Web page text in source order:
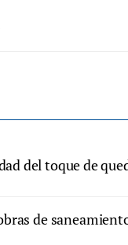
del toque de
de